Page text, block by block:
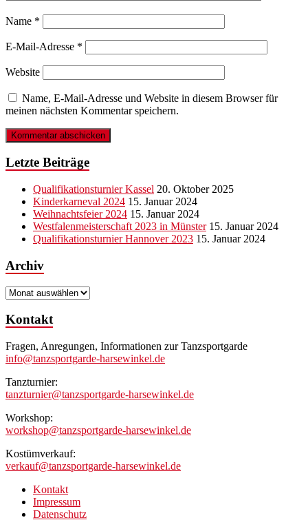
Name *
E-Mail-Adresse *
Website
Name, E-Mail-Adresse und Website in diesem Browser für
meinen nächsten Kommentar speichern.
Letzte Beiträge
Qualifikationsturnier Kassel 20. Oktober 2025
Kinderkarneval 2024 15. Januar 2024
Weihnachtsfeier 2024 15. Januar 2024
Westfalenmeisterschaft 2023 in Münster 15. Januar 2024
Qualifikationsturnier Hannover 2023 15. Januar 2024
Archiv
Archiv
Kontakt
Fragen, Anregungen, Informationen zur Tanzsportgarde
info@tanzsportgarde-harsewinkel.de
Tanzturnier:
tanzturnier@tanzsportgarde-harsewinkel.de
Workshop:
workshop@tanzsportgarde-harsewinkel.de
Kostümverkauf:
verkauf@tanzsportgarde-harsewinkel.de
Kontakt
Impressum
Datenschutz